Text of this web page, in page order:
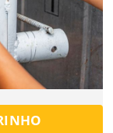
Esqueci a senha
· Termos